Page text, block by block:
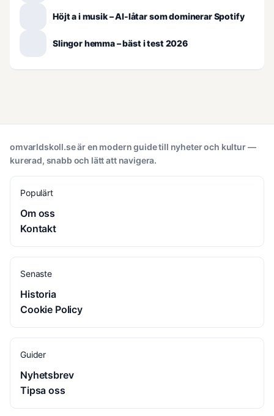
Höjt a i musik – AI-låtar som dominerar Spotify
Slingor hemma – bäst i test 2026
omvarldskoll.se är en modern guide till nyheter och kultur —
kurerad, snabb och lätt att navigera.
Populärt
Om oss
Kontakt
Senaste
Historia
Cookie Policy
Guider
Nyhetsbrev
Tipsa oss